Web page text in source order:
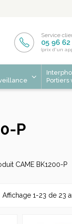
Service
05 96
(prix d'un
Portiers
P
CAME BK1200-P
Affichage 1-23 de 23